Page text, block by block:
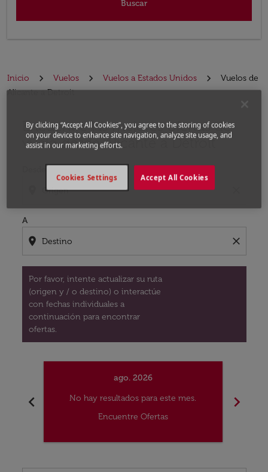
Buscar
Inicio Vuelos Vuelos a Estados Unidos
Vuelos de
Alicante a Detroit
Encuentre las mejores ofertas de
vuelo desde Alicante a Detroit
A
location_on close
Por favor, intente actualizar su ruta
(origen y / o destino) o interactúe
con fechas individuales a
continuación para encontrar
ofertas.
Por favor, intente actualizar su ruta (origen y / o
chevron_left
ago. 2026
No hay resultados para este mes.
Encuentre Ofertas
chevron_right
By clicking “Accept All Cookies”, you agree to the storing of cookies
on your device to enhance site navigation, analyze site usage, and
assist in our marketing efforts.
Accept All Cookies
Cookies Settings